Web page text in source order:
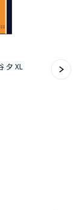
夕 XL